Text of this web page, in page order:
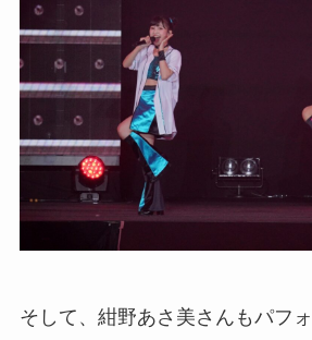
そして、紺野あさ美さんもパフ